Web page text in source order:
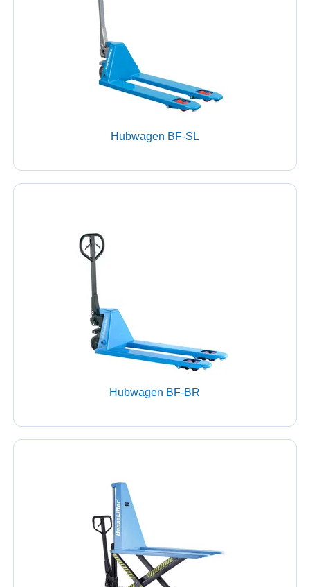
Hubwagen BF-SL
Hubwagen BF-BR